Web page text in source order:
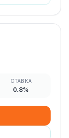
СТАВКА
0.8%